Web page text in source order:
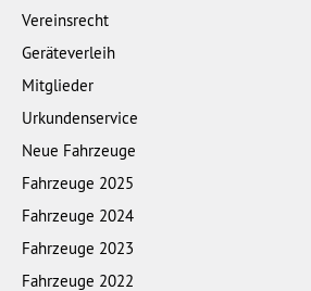
Vereinsrecht
Geräteverleih
Mitglieder
Urkundenservice
Neue Fahrzeuge
Fahrzeuge 2025
Fahrzeuge 2024
Fahrzeuge 2023
Fahrzeuge 2022